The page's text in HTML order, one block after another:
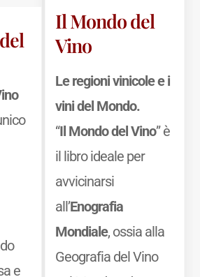
e
Il Mondo del
Vino
Le regioni vinicole e i
vini del Mondo.
“Il Mondo del Vino” è
il libro ideale per
avvicinarsi
all’Enografia
Mondiale, ossia alla
Geografia del Vino